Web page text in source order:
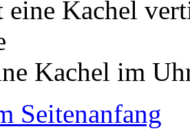
eine Kachel
Kachel im
Seitenanfang